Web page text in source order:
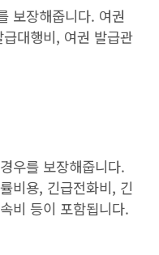
보장해줍니다. 여권
대행비, 여권 발급관
우를 보장해줍니다.
비용, 긴급전화비, 긴
비 등이 포함됩니다.